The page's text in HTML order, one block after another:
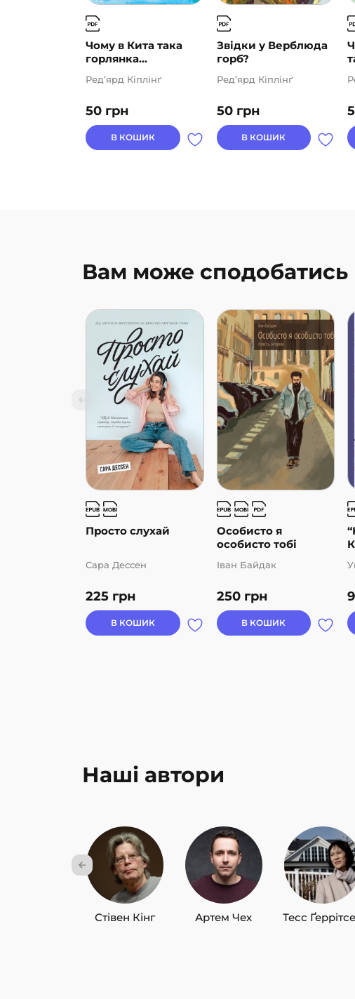
Чому в Кита така
горлянка...
50 грн
Ред’ярд Кіплінґ
В КОШИК
Звідки у Верблюда
горб?
50 грн
Ред’ярд Кіплінґ
В КОШИК
Вам може сподобатись
Просто слухай
225 грн
Сара Дессен
В КОШИК
Особисто я
особисто тобі
250 грн
Іван Байдак
В КОШИК
Наші автори
Стівен Кінг Артем Чех Тесс